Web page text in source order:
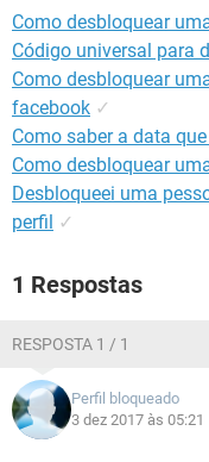
Como desbloquear
Código universal para
Como desbloquear
facebook ✓
Como saber a data
Como desbloquear
Desbloqueei uma
perfil ✓
1 Respostas
RESPOSTA 1 / 1
Perfil bloqueado
3 dez 2017 às 05:21